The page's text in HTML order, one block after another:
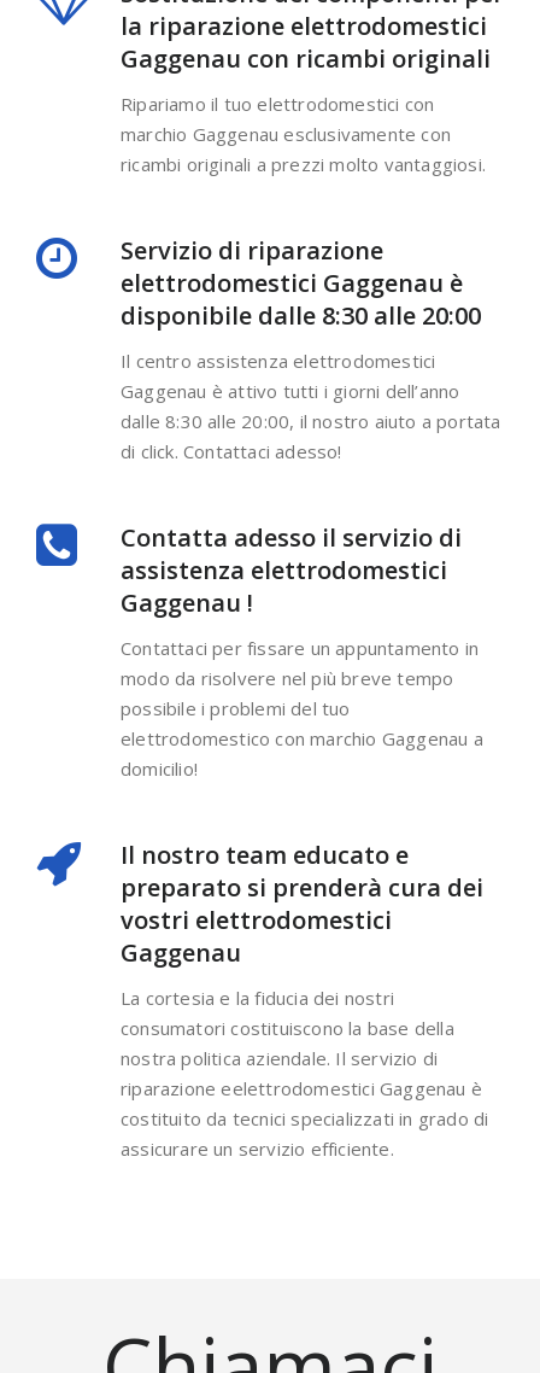
la riparazione elettrodomestici
Gaggenau con ricambi originali
Ripariamo il tuo elettrodomestici con
marchio Gaggenau esclusivamente con
ricambi originali a prezzi molto vantaggiosi.
Servizio di riparazione
elettrodomestici Gaggenau è
disponibile dalle 8:30 alle 20:00
Il centro assistenza elettrodomestici
Gaggenau è attivo tutti i giorni dell’anno
dalle 8:30 alle 20:00, il nostro aiuto a portata
di click. Contattaci adesso!
Contatta adesso il servizio di
assistenza elettrodomestici
Gaggenau !
Contattaci per fissare un appuntamento in
modo da risolvere nel più breve tempo
possibile i problemi del tuo
elettrodomestico con marchio Gaggenau a
domicilio!
Il nostro team educato e
preparato si prenderà cura dei
vostri elettrodomestici
Gaggenau
La cortesia e la fiducia dei nostri
consumatori costituiscono la base della
nostra politica aziendale. Il servizio di
riparazione eelettrodomestici Gaggenau è
costituito da tecnici specializzati in grado di
assicurare un servizio efficiente.